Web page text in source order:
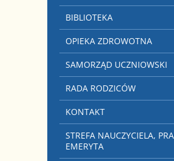
BIBLIOTEKA
OPIEKA ZDROWOTNA
SAMORZĄD UCZNIOWSKI
RADA RODZICÓW
KONTAKT
STREFA NAUCZYCIELA,
EMERYTA